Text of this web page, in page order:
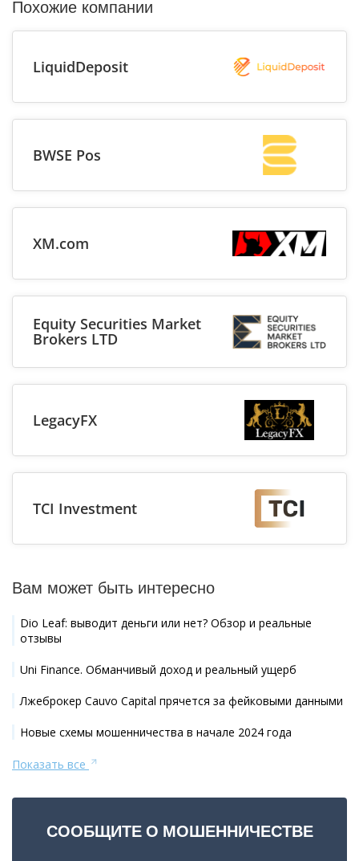
Похожие компании
LiquidDeposit
BWSE Pos
XM.com
Equity Securities Market
Brokers LTD
LegacyFX
TCI Investment
Вам может быть интересно
Dio Leaf: выводит деньги или нет? Обзор и реальные
отзывы
Uni Finance. Обманчивый доход и реальный ущерб
Лжеброкер Cauvo Capital прячется за фейковыми данными
Новые схемы мошенничества в начале 2024 года
Показать все
СООБЩИТЕ О МОШЕННИЧЕСТВЕ